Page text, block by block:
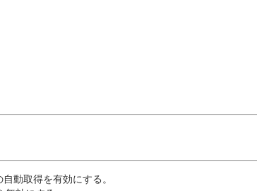
動取得を有効にする。